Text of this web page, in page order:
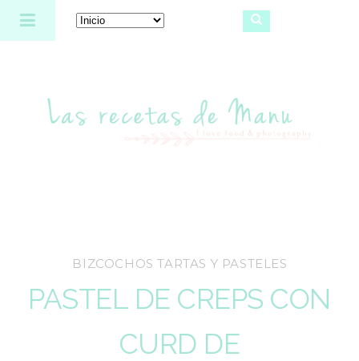
Las recetas de Manu
BIZCOCHOS TARTAS Y PASTELES
PASTEL DE CREPS CON
CURD DE